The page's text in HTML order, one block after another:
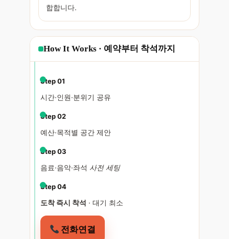
합합니다.
How It Works · 예약부터 착석까지
Step 01
시간·인원·분위기 공유
Step 02
예산·목적별 공간 제안
Step 03
음료·음악·좌석 사전 세팅
Step 04
도착 즉시 착석 · 대기 최소
전화연결